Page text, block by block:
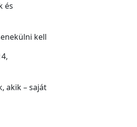
és
kell
akik – saját